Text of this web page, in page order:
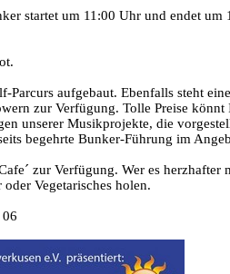
startet um 11:00 Uhr und endet um
aufgebaut. Ebenfalls steht eine
zur Verfügung. Tolle Preise könnt
unserer Musikprojekte, die
begehrte Bunker-Führung im
zur Verfügung. Wer es herzhafter
Vegetarisches holen.